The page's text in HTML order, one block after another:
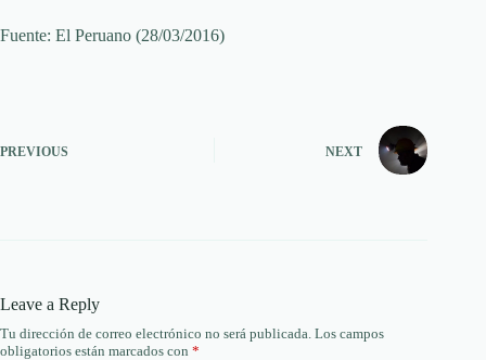
Fuente: El Peruano (28/03/2016)
PREVIOUS NEXT
Leave a Reply
Tu dirección de correo electrónico no será publicada. Los campos
obligatorios están marcados con *